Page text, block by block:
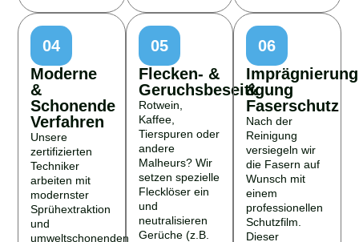
04
Moderne
&
Schonende
Verfahren
Unsere
zertifizierten
Techniker
arbeiten mit
modernster
Sprühextraktion
und
umweltschonenden
05
Flecken- &
Geruchsbeseitigung
Rotwein,
Kaffee,
Tierspuren oder
andere
Malheurs? Wir
setzen spezielle
Flecklöser ein
und
neutralisieren
Gerüche (z.B.
06
Imprägnierung
&
Faserschutz
Nach der
Reinigung
versiegeln wir
die Fasern auf
Wunsch mit
einem
professionellen
Schutzfilm.
Dieser